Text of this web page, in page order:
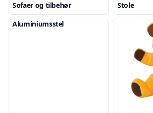
Sofaer og tilbehør
Stole
Aluminiumsstel